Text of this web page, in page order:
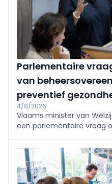
Parlementaire
van
preventief
4/8/2026
Vlaams minister van
een parlementaire vraag
preventieve